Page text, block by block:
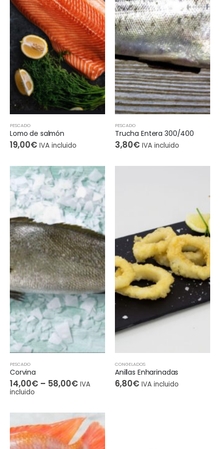
PESCADO
Lomo de salmón
19,00€ IVA incluido
PESCADO
Trucha Entera 300/400
3,80€ IVA incluido
PESCADO
Corvina
14,00€ – 58,00€ IVA
incluido
CONGELADOS
Anillas Enharinadas
6,80€ IVA incluido